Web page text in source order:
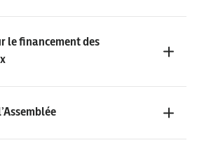
le financement des